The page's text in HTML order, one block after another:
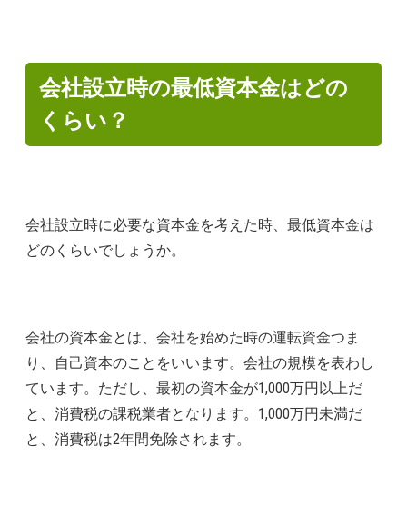
会社設立時の最低資本金はどの
くらい？
会社設立時に必要な資本金を考えた時、最低資本金は
どのくらいでしょうか。
会社の資本金とは、会社を始めた時の運転資金つま
り、自己資本のことをいいます。会社の規模を表わし
ています。ただし、最初の資本金が1,000万円以上だ
と、消費税の課税業者となります。1,000万円未満だ
と、消費税は2年間免除されます。